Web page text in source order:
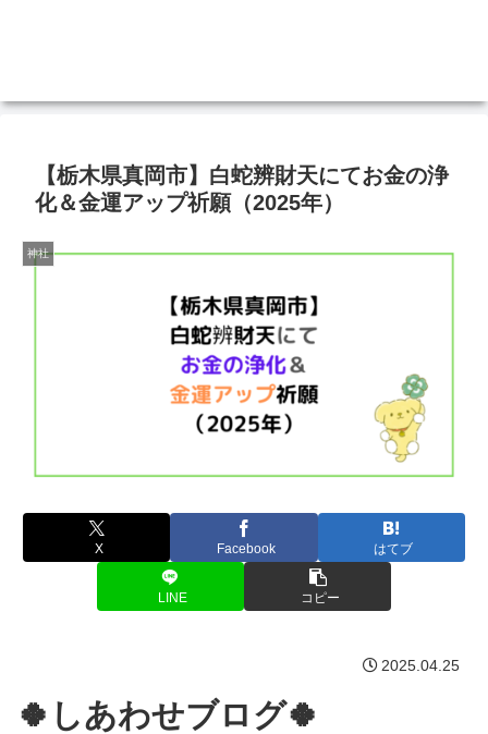
【栃木県真岡市】白蛇辨財天にてお金の浄
化＆金運アップ祈願（2025年）
神社
X Facebook はてブ
LINE コピー
2025.04.25
🍀しあわせブログ🍀